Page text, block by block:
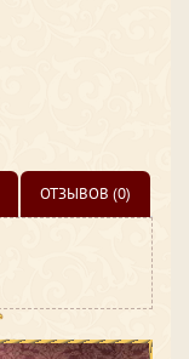
ОТЗЫВОВ (0)